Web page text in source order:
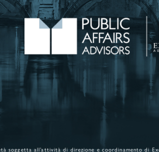
soggetta all’attività di direzione e coordinamento di